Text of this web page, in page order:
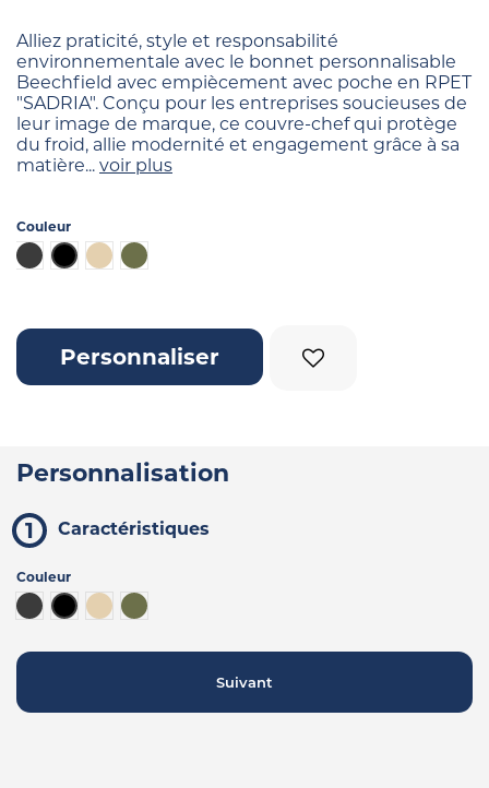
Alliez praticité, style et responsabilité
environnementale avec le bonnet personnalisable
Beechfield avec empiècement avec poche en RPET
"SADRIA". Conçu pour les entreprises soucieuses de
leur image de marque, ce couvre-chef qui protège
du froid, allie modernité et engagement grâce à sa
matière... voir plus
Couleur
Gris foncé
Noir Beige Kaki
Personnaliser
Personnalisation
Caractéristiques
Couleur
Gris foncé
Noir Beige Kaki
Suivant